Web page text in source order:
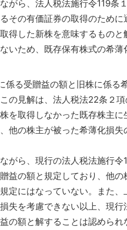
がら、法人税法施行令119条
その有価証券の取得のため
得した新株を意味するもの
いため、既存保有株式の希
る受贈益の額と旧株に係る
の見解は、法人税法22条２
を取得しなかった既存株主
他の株主が被った希薄化損
がら、現行の法人税法施行令
益の額と規定しており、他
定にはなっていない。また
失を考慮できない以上、現
の額と解することは認められ